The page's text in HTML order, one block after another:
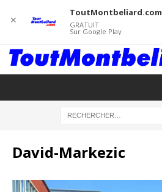
David-Markezic
✕
ToutMontbeliard.com
GRATUIT
Sur Google Play